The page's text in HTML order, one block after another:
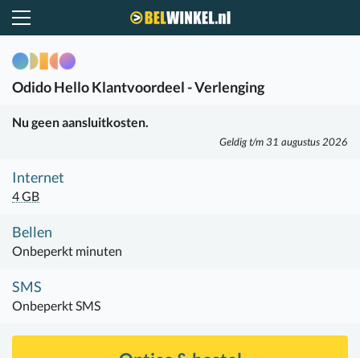
OdidoHello Klantvoordeel - Verlenging
Nu geen aansluitkosten.
Geldig t/m 31 augustus 2026
Internet
4 GB
Bellen
Onbeperkt minuten
SMS
Onbeperkt SMS